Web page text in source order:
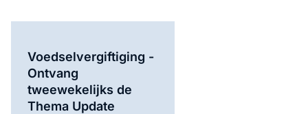
Voedselvergiftiging -
Ontvang
tweewekelijks de
Thema Update